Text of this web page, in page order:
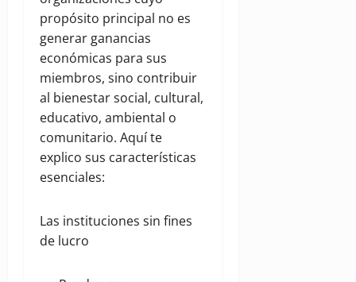
propósito principal no es
generar ganancias
económicas para sus
miembros, sino contribuir
al bienestar social, cultural,
educativo, ambiental o
comunitario. Aquí te
explico sus características
esenciales:
Las instituciones sin fines
de lucro